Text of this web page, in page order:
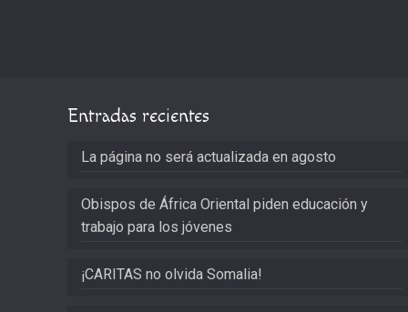
Entradas recientes
La página no será actualizada en agosto
Obispos de África Oriental piden educación y
trabajo para los jóvenes
¡CARITAS no olvida Somalia!